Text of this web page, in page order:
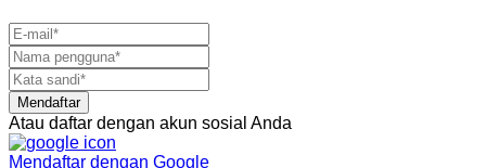
Mendaftar
Atau daftar dengan akun sosial Anda
Mendaftar dengan Google